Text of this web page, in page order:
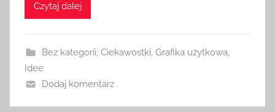
Czytaj dalej
Bez kategorii Ciekawostki Grafika użytkowa
Idee
Dodaj komentarz